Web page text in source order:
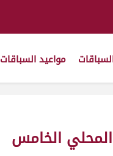
مواعيد السباقات
الخامس